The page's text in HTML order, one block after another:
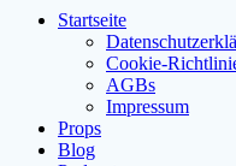
Startseite
Cookie-
AGBs
Impressum
Props
Blog